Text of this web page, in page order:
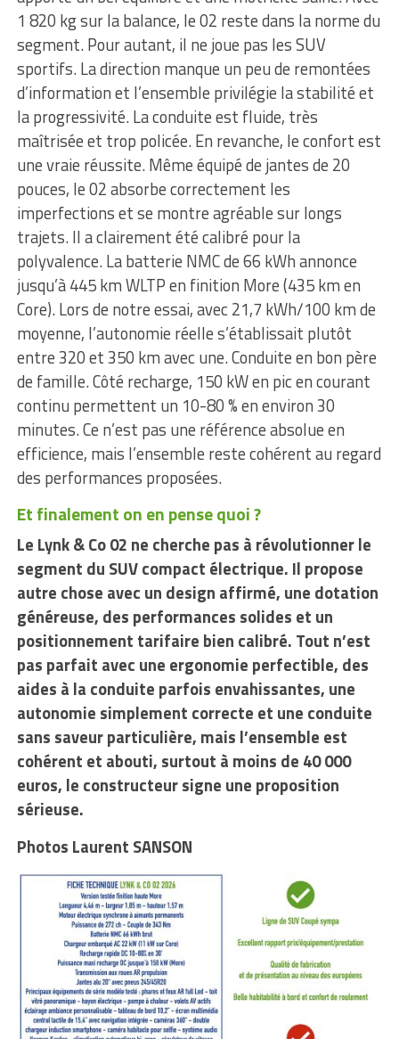
1 820 kg sur la balance, le 02 reste dans la norme du
segment. Pour autant, il ne joue pas les SUV
sportifs. La direction manque un peu de remontées
d’information et l’ensemble privilégie la stabilité et
la progressivité. La conduite est fluide, très
maîtrisée et trop policée. En revanche, le confort est
une vraie réussite. Même équipé de jantes de 20
pouces, le 02 absorbe correctement les
imperfections et se montre agréable sur longs
trajets. Il a clairement été calibré pour la
polyvalence. La batterie NMC de 66 kWh annonce
jusqu’à 445 km WLTP en finition More (435 km en
Core). Lors de notre essai, avec 21,7 kWh/100 km de
moyenne, l’autonomie réelle s’établissait plutôt
entre 320 et 350 km avec une. Conduite en bon père
de famille. Côté recharge, 150 kW en pic en courant
continu permettent un 10-80 % en environ 30
minutes. Ce n’est pas une référence absolue en
efficience, mais l’ensemble reste cohérent au regard
des performances proposées.
Et finalement on en pense quoi ?
Le Lynk & Co 02 ne cherche pas à révolutionner le
segment du SUV compact électrique. Il propose
autre chose avec un design affirmé, une dotation
généreuse, des performances solides et un
positionnement tarifaire bien calibré. Tout n’est
pas parfait avec une ergonomie perfectible, des
aides à la conduite parfois envahissantes, une
autonomie simplement correcte et une conduite
sans saveur particulière, mais l’ensemble est
cohérent et abouti, surtout à moins de 40 000
euros, le constructeur signe une proposition
sérieuse.
Photos Laurent SANSON